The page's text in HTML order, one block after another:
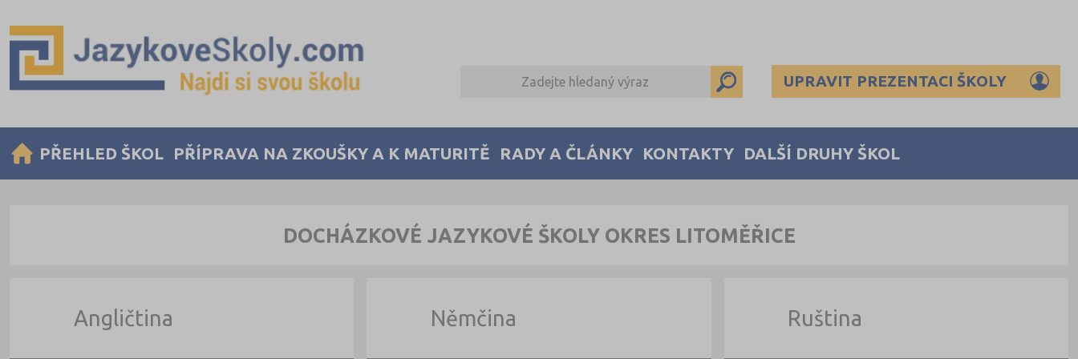
UPRAVIT PREZENTACI ŠKOLY
PŘEHLED ŠKOL PŘÍPRAVA NA ZKOUŠKY A K MATURITĚ RADY A ČLÁNKY KONTAKTY DALŠÍ DRUHY ŠKOL
DOCHÁZKOVÉ JAZYKOVÉ ŠKOLY OKRES LITOMĚŘICE
Angličtina Němčina Ruština